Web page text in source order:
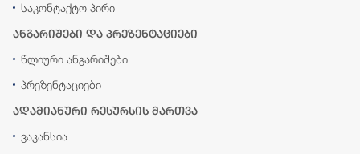
საკონტაქტო პირი
ანგარიშები და პრეზენტაციები
წლიური ანგარიშები
პრეზენტაციები
ადამიანური რესურსის მართვა
ვაკანსია